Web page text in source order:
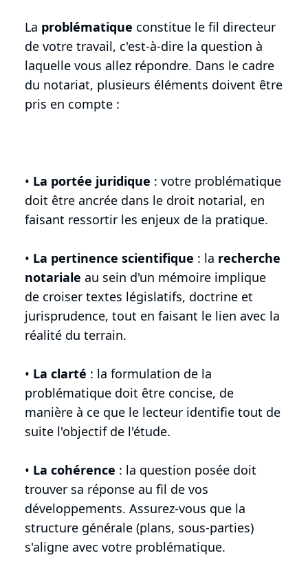
La problématique constitue le fil directeur
de votre travail, c'est-à-dire la question à
laquelle vous allez répondre. Dans le cadre
du notariat, plusieurs éléments doivent être
pris en compte :
• La portée juridique : votre problématique
doit être ancrée dans le droit notarial, en
faisant ressortir les enjeux de la pratique.
• La pertinence scientifique : la recherche
notariale au sein d'un mémoire implique
de croiser textes législatifs, doctrine et
jurisprudence, tout en faisant le lien avec la
réalité du terrain.
• La clarté : la formulation de la
problématique doit être concise, de
manière à ce que le lecteur identifie tout de
suite l'objectif de l'étude.
• La cohérence : la question posée doit
trouver sa réponse au fil de vos
développements. Assurez-vous que la
structure générale (plans, sous-parties)
s'aligne avec votre problématique.